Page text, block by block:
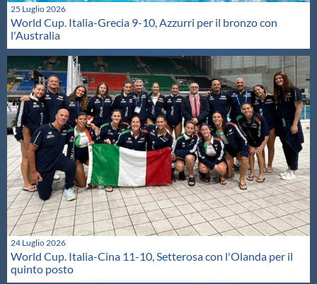
25 Luglio 2026
World Cup. Italia-Grecia 9-10, Azzurri per il bronzo con
l'Australia
24 Luglio 2026
World Cup. Italia-Cina 11-10, Setterosa con l'Olanda per il
quinto posto